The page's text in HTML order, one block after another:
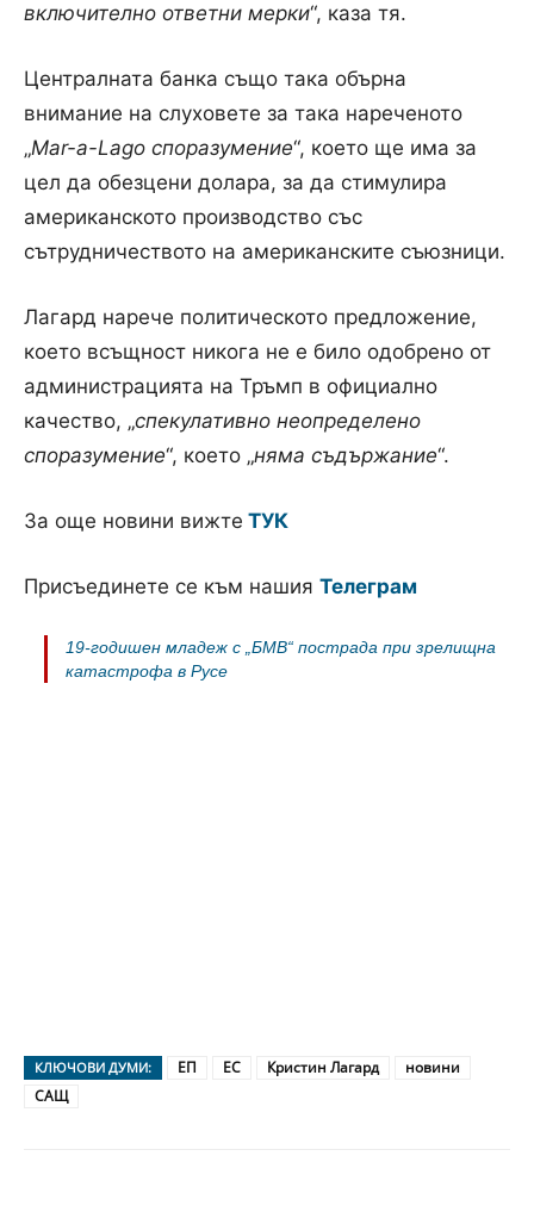
включително ответни мерки“, каза тя.
Централната банка също така обърна
внимание на слуховете за така нареченото
„Mar-a-Lago споразумение“, което ще има за
цел да обезцени долара, за да стимулира
американското производство със
сътрудничеството на американските съюзници.
Лагард нарече политическото предложение,
което всъщност никога не е било одобрено от
администрацията на Тръмп в официално
качество, „спекулативно неопределено
споразумение“, което „няма съдържание“.
За още новини вижте ТУК
Присъединете се към нашия Телеграм
19-годишен младеж с „БМВ“ пострада при зрелищна
катастрофа в Русе
КЛЮЧОВИ ДУМИ: ЕП ЕС Кристин Лагард
новини
САЩ